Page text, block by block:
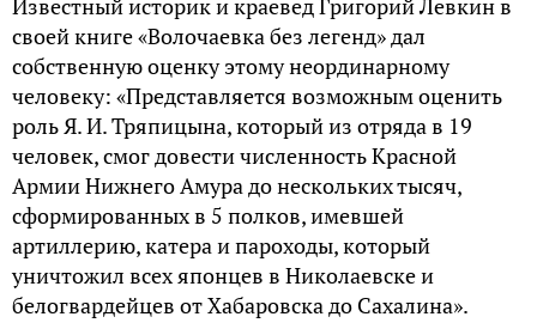
Известный историк и краевед Григорий Левкин в
своей книге «Волочаевка без легенд» дал
собственную оценку этому неординарному
человеку: «Представляется возможным оценить
роль Я. И. Тряпицына, который из отряда в 19
человек, смог довести численность Красной
Армии Нижнего Амура до нескольких тысяч,
сформированных в 5 полков, имевшей
артиллерию, катера и пароходы, который
уничтожил всех японцев в Николаевске и
белогвардейцев от Хабаровска до Сахалина».